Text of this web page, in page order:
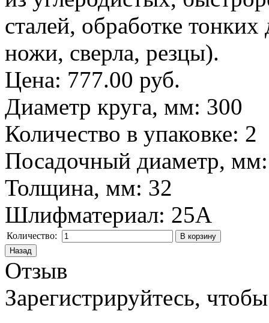
сталей, обработке
ножи, сверла, резцы).
Цена: 777.00 руб.
Диаметр круга, мм: 300
Количество в упаковке: 2
Посадочный диаметр, мм
Толщина, мм: 32
Шлифматериал: 25A
Количество:
Отзыв
Зарегистрируйтесь,